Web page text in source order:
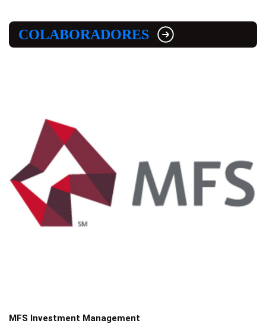
COLABORADORES
MFS Investment Management